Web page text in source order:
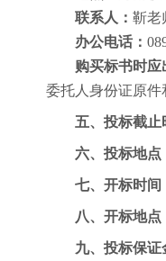
联系人： 靳老
办公电话：
购买标书时应
委托人身份证原
五、投标截止
六、投标地点
七、开标时间
八、开标地点
九、投标保证